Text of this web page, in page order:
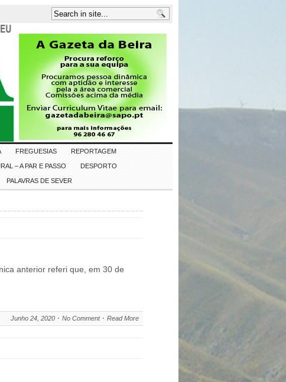
FREGUESIAS REPORTAGEM
– A PAR E PASSO DESPORTO
PALAVRAS DE SEVER
anterior referi que, em 30 de
Junho 24, 2020 No Comment Read More